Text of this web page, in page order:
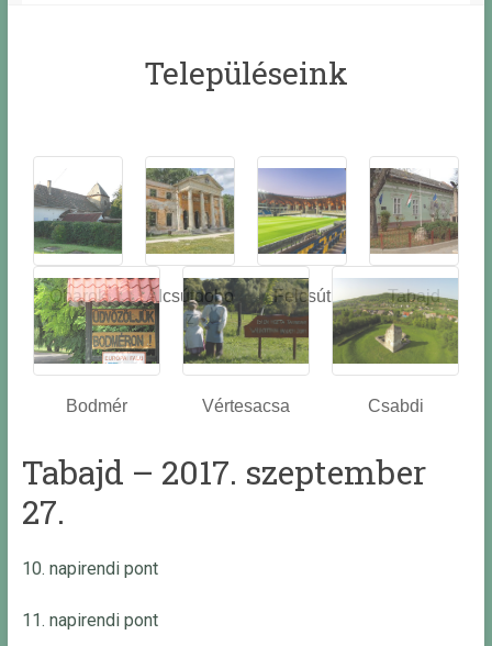
Településeink
Óbarok
Alcsútdobo
z
Felcsút Tabajd
Bodmér Vértesacsa Csabdi
Tabajd – 2017. szeptember
27.
10. napirendi pont
11. napirendi pont